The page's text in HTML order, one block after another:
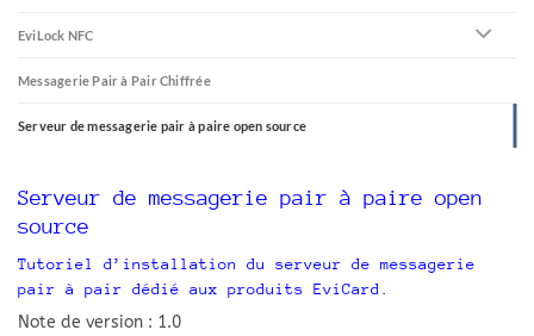
EviLock NFC
Messagerie Pair à Pair Chiffrée
Serveur de messagerie pair à paire open source
Serveur de messagerie pair à paire open
source
Tutoriel d’installation du serveur de messagerie
pair à pair dédié aux produits EviCard.
Note de version : 1.0